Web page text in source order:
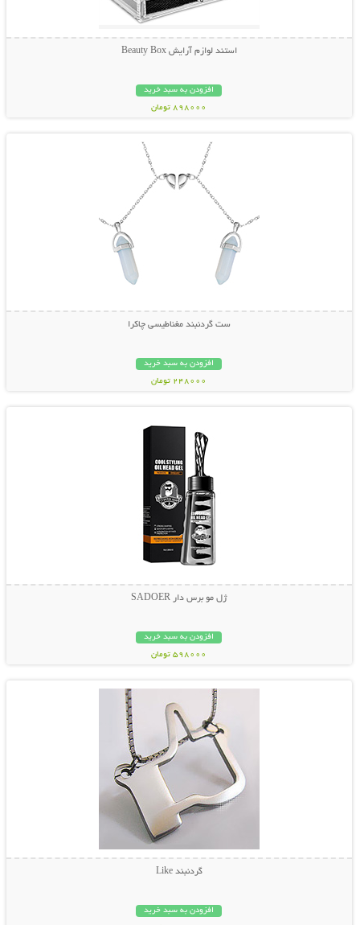
استند لوازم آرایش Beauty Box
افزودن به سبد خرید
898000 تومان
نمایش توضیحات بیشتر
ست گردنبند مغناطیسی چاکرا
افزودن به سبد خرید
248000 تومان
نمایش توضیحات بیشتر
ژل مو برس دار SADOER
افزودن به سبد خرید
598000 تومان
نمایش توضیحات بیشتر
گردنبند Like
افزودن به سبد خرید